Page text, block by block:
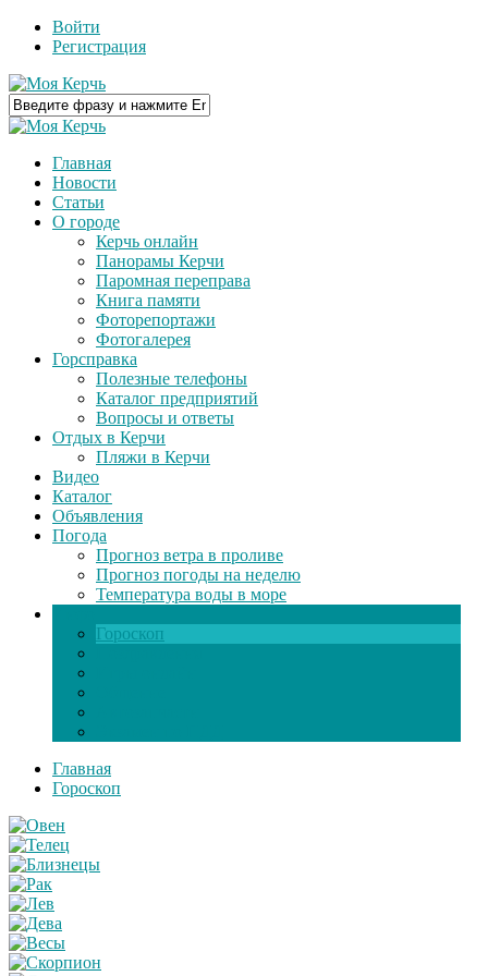
Войти
Регистрация
Главная
Новости
Статьи
О городе
Керчь онлайн
Панорамы Керчи
Паромная переправа
Книга памяти
Фоторепортажи
Фотогалерея
Горсправка
Полезные телефоны
Каталог предприятий
Вопросы и ответы
Отдых в Керчи
Пляжи в Керчи
Видео
Каталог
Объявления
Погода
Прогноз ветра в проливе
Прогноз погоды на неделю
Температура воды в море
Гороскоп
Главная
Гороскоп